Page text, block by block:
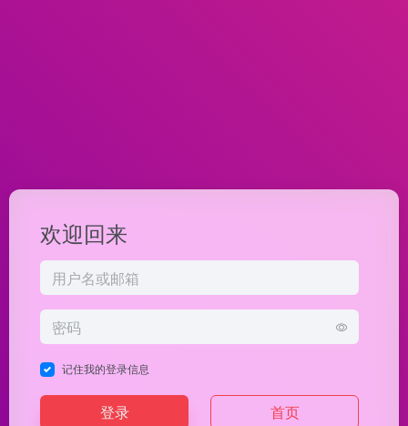
欢迎回来
记住我的登录信息
登录 首页